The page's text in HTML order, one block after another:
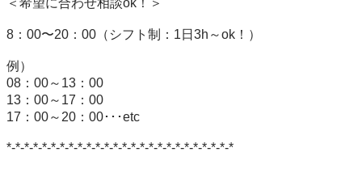
＜希望に合わせ相談ok！＞
8：00〜20：00（シフト制：1日3h～ok！）
例）
08：00～13：00
13：00～17：00
17：00～20：00･･･etc
*-*-*-*-*-*-*-*-*-*-*-*-*-*-*-*-*-*-*-*-*-*-*-*-*-*